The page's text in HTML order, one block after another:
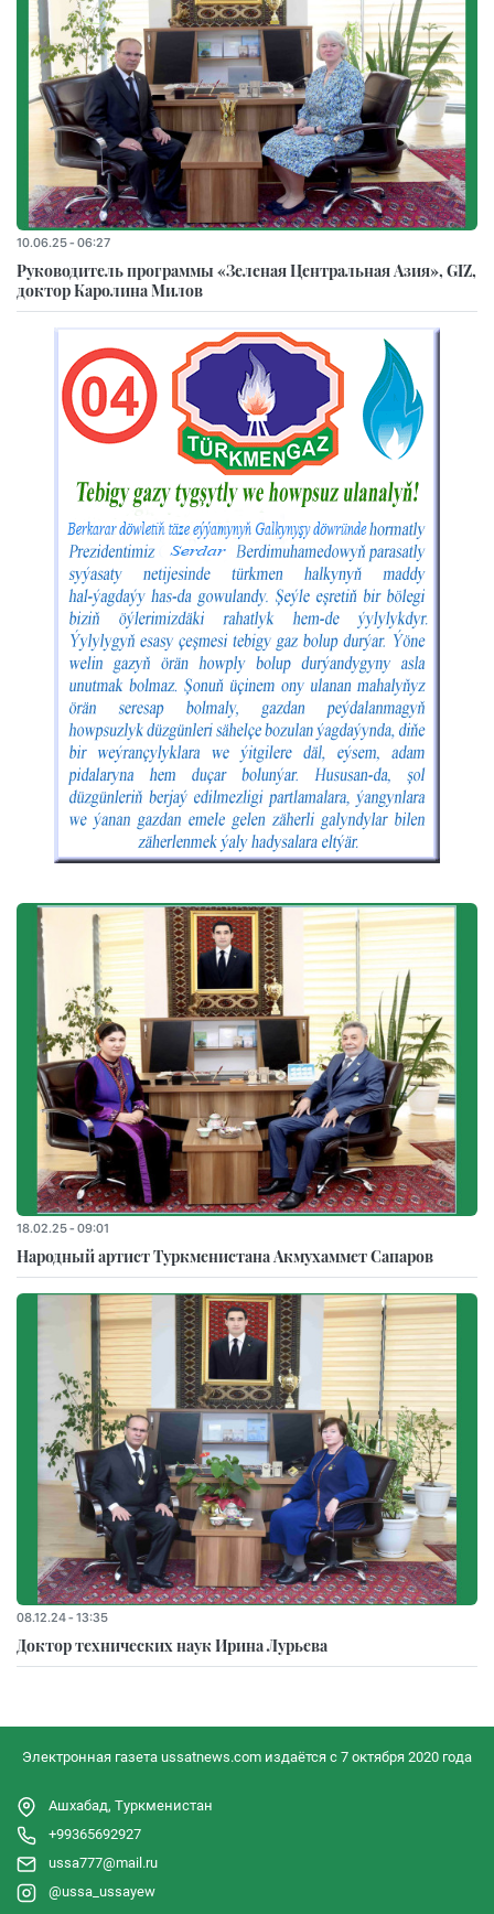
10.06.25 - 06:27
Руководитель программы «Зеленая Центральная Азия», GIZ,
доктор Каролина Милов
18.02.25 - 09:01
Народный артист Туркменистана Акмухаммет Сапаров
08.12.24 - 13:35
Доктор технических наук Ирина Лурьева
Электронная газета ussatnews.com издаётся с 7 октября 2020 года
Ашхабад, Туркменистан
+99365692927
ussa777@mail.ru
@ussa_ussayew